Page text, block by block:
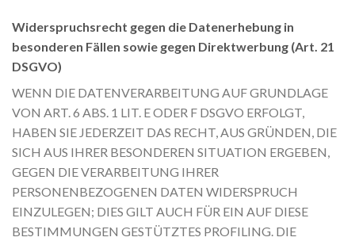
Widerspruchsrecht gegen die Datenerhebung in
besonderen Fällen sowie gegen Direktwerbung (Art. 21
DSGVO)
WENN DIE DATENVERARBEITUNG AUF GRUNDLAGE
VON ART. 6 ABS. 1 LIT. E ODER F DSGVO ERFOLGT,
HABEN SIE JEDERZEIT DAS RECHT, AUS GRÜNDEN, DIE
SICH AUS IHRER BESONDEREN SITUATION ERGEBEN,
GEGEN DIE VERARBEITUNG IHRER
PERSONENBEZOGENEN DATEN WIDERSPRUCH
EINZULEGEN; DIES GILT AUCH FÜR EIN AUF DIESE
BESTIMMUNGEN GESTÜTZTES PROFILING. DIE